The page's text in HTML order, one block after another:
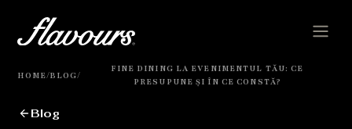
HOME/BLOG/
FINE DINING LA EVENIMENTUL TĂU: CE
PRESUPUNE ȘI ÎN CE CONSTĂ?
Blog